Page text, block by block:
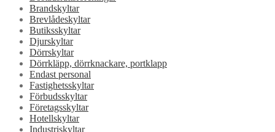
Brandskyltar
Brevlådeskyltar
Butiksskyltar
Djurskyltar
Dörrskyltar
Dörrkläpp, dörrknackare, portklapp
Endast personal
Fastighetsskyltar
Förbudsskyltar
Företagsskyltar
Hotellskyltar
Industriskyltar